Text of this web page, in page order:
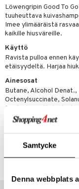
Samtycke
Denna webbplats
Löwengripin Good To
tuuheuttava
Imee ylimääräistä
kaikille hiusväreille.
Käyttö
Ravista pulloa ennen
etäisyydeltä. Harjaa
Ainesosat
Butane, Alcohol
Octenylsuccinate,
Protein, Triethyl Citrate,
Sorbate,
Tuotenumero
CLW32-4X-100-XX-XX
& Viikset
3: Kosteutus
ja naamiot
Huulten Hoito
Elixir
Happy
Happy For Men
Miehille
& Soujaus